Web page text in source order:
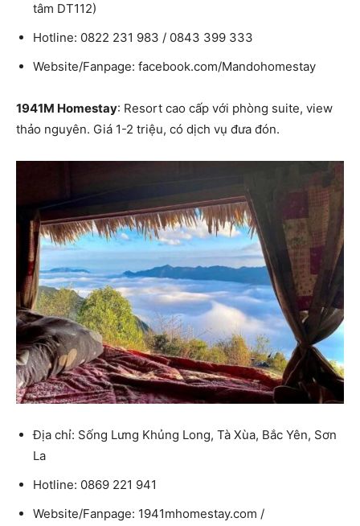
tâm DT112)
Hotline: 0822 231 983 / 0843 399 333
Website/Fanpage: facebook.com/Mandohomestay
1941M Homestay: Resort cao cấp với phòng suite, view
thảo nguyên. Giá 1-2 triệu, có dịch vụ đưa đón.
Địa chỉ: Sống Lưng Khủng Long, Tà Xùa, Bắc Yên, Sơn
La
Hotline: 0869 221 941
Website/Fanpage: 1941mhomestay.com /